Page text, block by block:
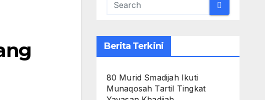
Berita Terkini
80 Murid Smadijah Ikuti
Munaqosah Tartil Tingkat